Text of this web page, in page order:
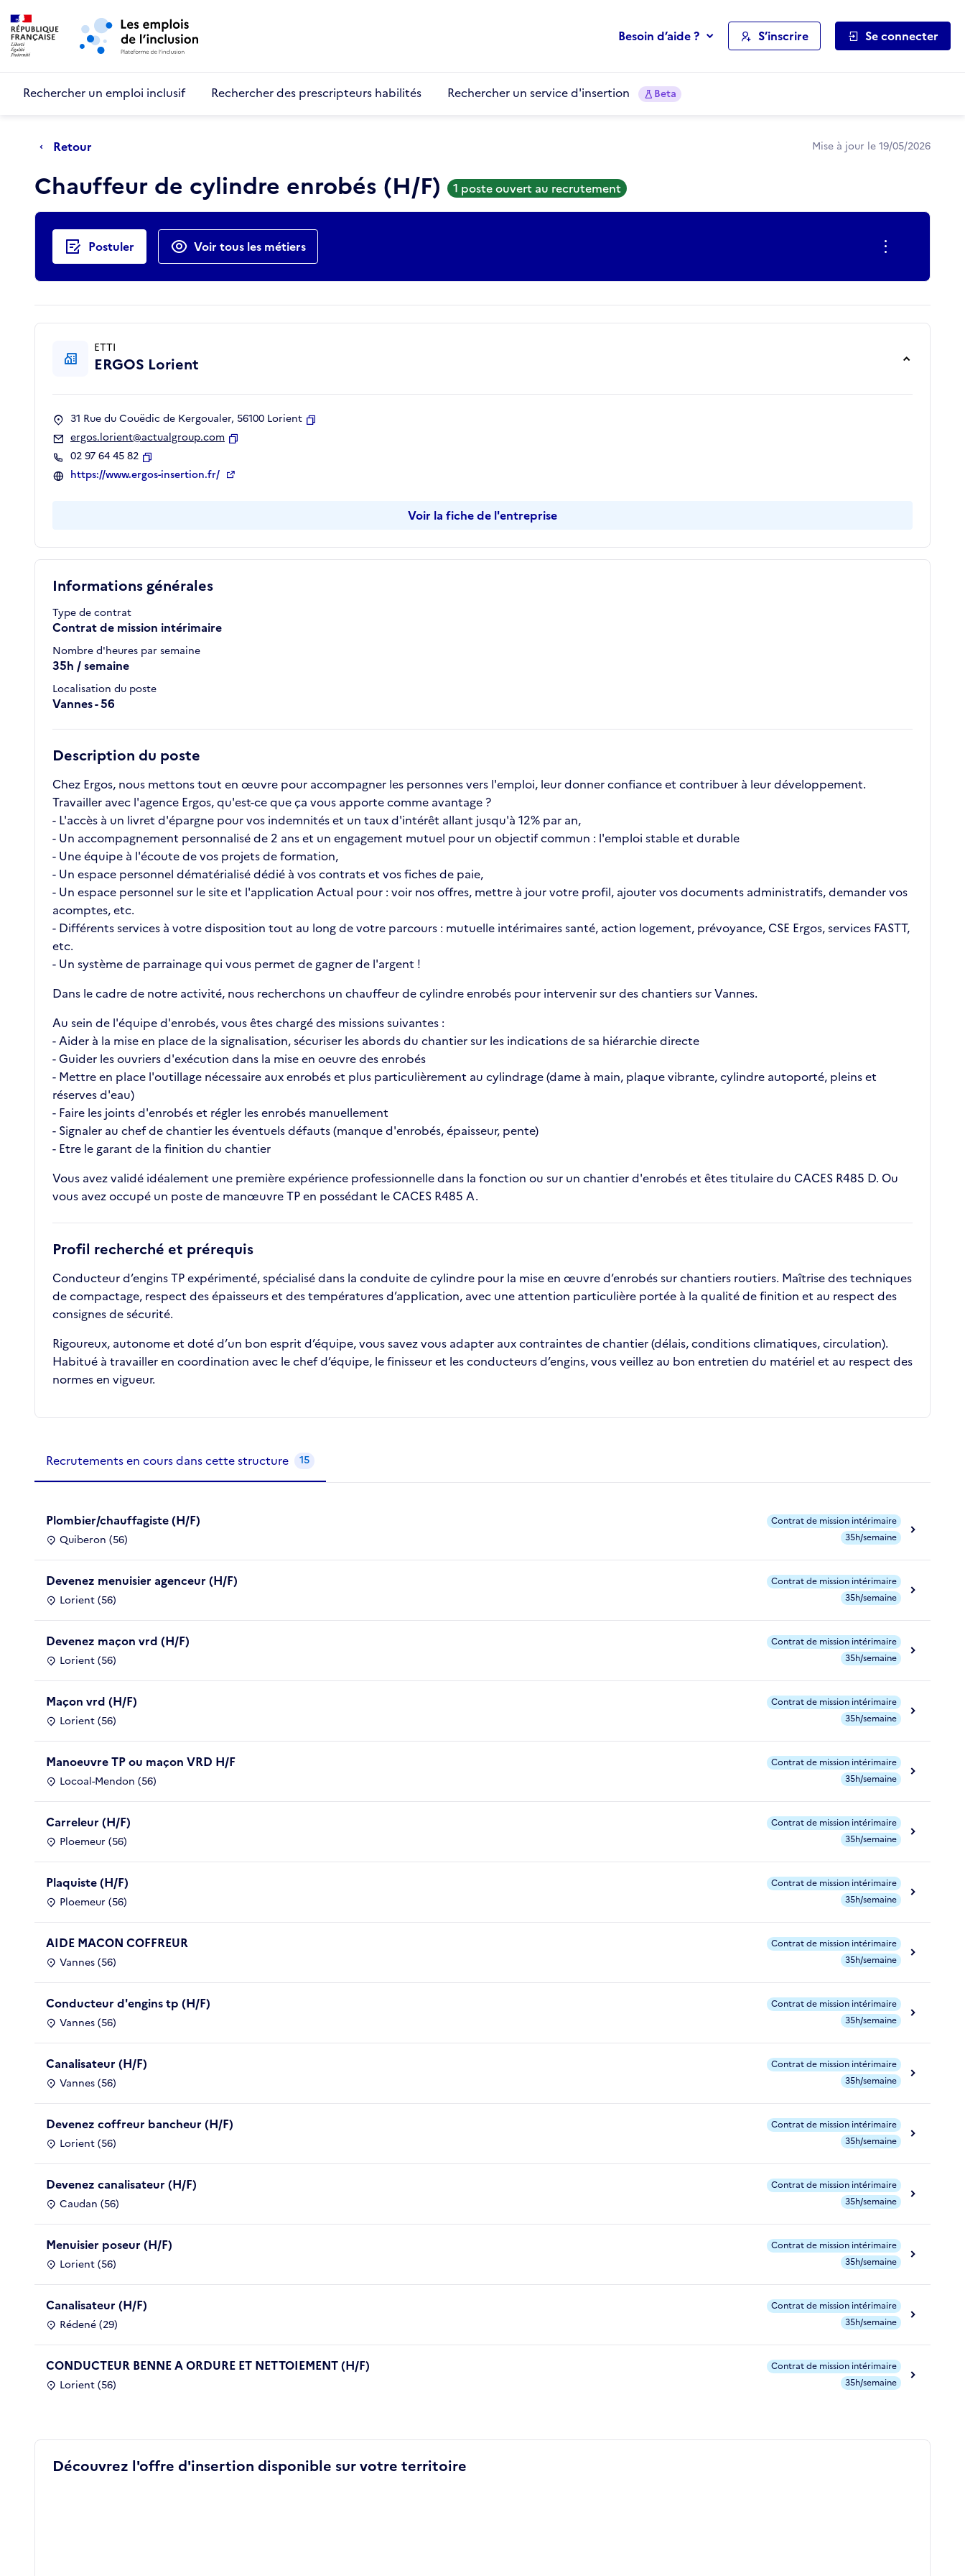
Aller au menu principal
Besoin d’aide ? S’inscrire Se connecter
Rechercher un emploi inclusif Rechercher des prescripteurs habilités Rechercher un service d'insertion Beta
Retour Mise à jour le 19/05/2026
Chauffeur de cylindre enrobés (H/F) 1 poste ouvert au recrutement
Actions rapides
Postuler Voir tous les métiers
Informations générales
Type de contrat
Contrat de mission intérimaire
Nombre d'heures par semaine
35h / semaine
Localisation du poste
Vannes - 56
Description du poste
Chez Ergos, nous mettons tout en œuvre pour accompagner les personnes vers l'emploi, leur donner confiance et contribuer à leur développement.
Travailler avec l'agence Ergos, qu'est-ce que ça vous apporte comme avantage ?
- L'accès à un livret d'épargne pour vos indemnités et un taux d'intérêt allant jusqu'à 12% par an,
- Un accompagnement personnalisé de 2 ans et un engagement mutuel pour un objectif commun : l'emploi stable et durable
- Une équipe à l'écoute de vos projets de formation,
- Un espace personnel dématérialisé dédié à vos contrats et vos fiches de paie,
- Un espace personnel sur le site et l'application Actual pour : voir nos offres, mettre à jour votre profil, ajouter vos documents administratifs, demander vos
acomptes, etc.
- Différents services à votre disposition tout au long de votre parcours : mutuelle intérimaires santé, action logement, prévoyance, CSE Ergos, services FASTT,
etc.
- Un système de parrainage qui vous permet de gagner de l'argent !
Dans le cadre de notre activité, nous recherchons un chauffeur de cylindre enrobés pour intervenir sur des chantiers sur Vannes.
Au sein de l'équipe d'enrobés, vous êtes chargé des missions suivantes :
- Aider à la mise en place de la signalisation, sécuriser les abords du chantier sur les indications de sa hiérarchie directe
- Guider les ouvriers d'exécution dans la mise en oeuvre des enrobés
- Mettre en place l'outillage nécessaire aux enrobés et plus particulièrement au cylindrage (dame à main, plaque vibrante, cylindre autoporté, pleins et
réserves d'eau)
- Faire les joints d'enrobés et régler les enrobés manuellement
- Signaler au chef de chantier les éventuels défauts (manque d'enrobés, épaisseur, pente)
- Etre le garant de la finition du chantier
Vous avez validé idéalement une première expérience professionnelle dans la fonction ou sur un chantier d'enrobés et êtes titulaire du CACES R485 D. Ou
vous avez occupé un poste de manœuvre TP en possédant le CACES R485 A.
Profil recherché et prérequis
Conducteur d’engins TP expérimenté, spécialisé dans la conduite de cylindre pour la mise en œuvre d’enrobés sur chantiers routiers. Maîtrise des techniques
de compactage, respect des épaisseurs et des températures d’application, avec une attention particulière portée à la qualité de finition et au respect des
consignes de sécurité.
Rigoureux, autonome et doté d’un bon esprit d’équipe, vous savez vous adapter aux contraintes de chantier (délais, conditions climatiques, circulation).
Habitué à travailler en coordination avec le chef d’équipe, le finisseur et les conducteurs d’engins, vous veillez au bon entretien du matériel et au respect des
normes en vigueur.
ETTI
ERGOS Lorient
31 Rue du Couëdic de Kergoualer, 56100 Lorient
ergos.lorient@actualgroup.com
02 97 64 45 82
Copier
https://www.ergos-insertion.fr/
Voir la fiche de l'entreprise
Recrutements de la structure
Recrutements en cours dans cette structure 15
Plombier/chauffagiste (H/F)
Quiberon (56)
Contrat de mission intérimaire
35h/semaine
Devenez menuisier agenceur (H/F)
Lorient (56)
Contrat de mission intérimaire
35h/semaine
Devenez maçon vrd (H/F)
Lorient (56)
Contrat de mission intérimaire
35h/semaine
Maçon vrd (H/F)
Lorient (56)
Contrat de mission intérimaire
35h/semaine
Manoeuvre TP ou maçon VRD H/F
Locoal-Mendon (56)
Contrat de mission intérimaire
35h/semaine
Carreleur (H/F)
Ploemeur (56)
Contrat de mission intérimaire
35h/semaine
Plaquiste (H/F)
Ploemeur (56)
Contrat de mission intérimaire
35h/semaine
AIDE MACON COFFREUR
Vannes (56)
Contrat de mission intérimaire
35h/semaine
Conducteur d'engins tp (H/F)
Vannes (56)
Contrat de mission intérimaire
35h/semaine
Canalisateur (H/F)
Vannes (56)
Contrat de mission intérimaire
35h/semaine
Devenez coffreur bancheur (H/F)
Lorient (56)
Contrat de mission intérimaire
35h/semaine
Devenez canalisateur (H/F)
Caudan (56)
Contrat de mission intérimaire
35h/semaine
Menuisier poseur (H/F)
Lorient (56)
Contrat de mission intérimaire
35h/semaine
Canalisateur (H/F)
Rédené (29)
Contrat de mission intérimaire
35h/semaine
CONDUCTEUR BENNE A ORDURE ET NETTOIEMENT (H/F)
Lorient (56)
Contrat de mission intérimaire
35h/semaine
Découvrez l'offre d'insertion disponible sur votre territoire